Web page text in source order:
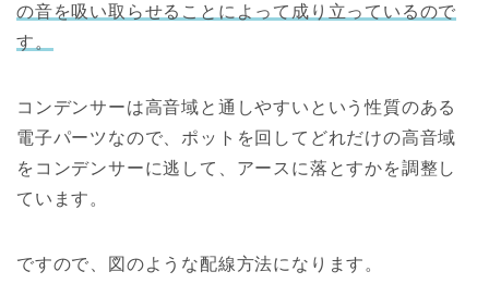
の音を吸い取らせることによって成り立っているので
す。
コンデンサーは高音域と通しやすいという性質のある
電子パーツなので、ポットを回してどれだけの高音域
をコンデンサーに逃して、アースに落とすかを調整し
ています。
ですので、図のような配線方法になります。